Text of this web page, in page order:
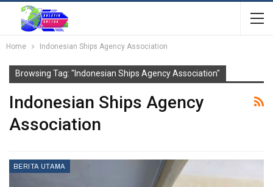
Home Indonesian Ships Agency Association
Browsing Tag: "Indonesian Ships Agency Association"
Indonesian Ships Agency
Association
BERITA UTAMA